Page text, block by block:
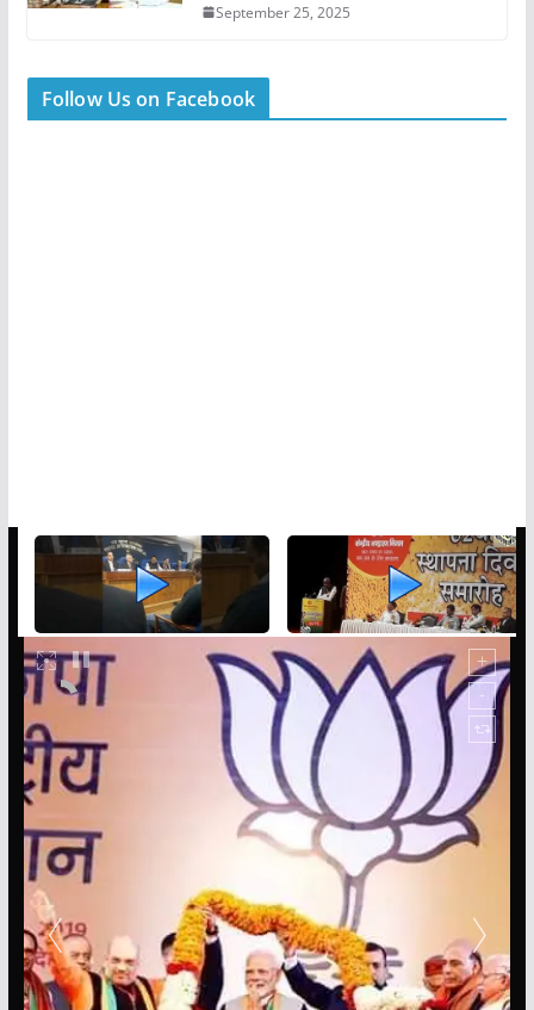
September 25, 2025
Follow Us on Facebook